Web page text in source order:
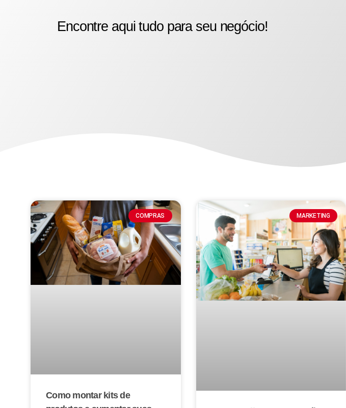
Encontre aqui tudo para seu negócio!
COMPRAS
Como montar kits de
MARKETING